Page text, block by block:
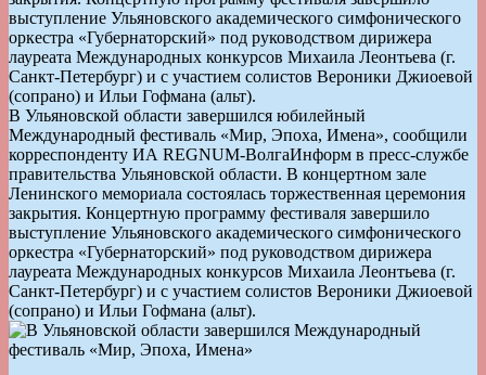
выступление Ульяновского академического симфонического
оркестра «Губернаторский» под руководством дирижера
лауреата Международных конкурсов Михаила Леонтьева (г.
Санкт-Петербург) и с участием солистов Вероники Джиоевой
(сопрано) и Ильи Гофмана (альт).
В Ульяновской области завершился юбилейный
Международный фестиваль «Мир, Эпоха, Имена», сообщили
корреспонденту ИА REGNUM-ВолгаИнформ в пресс-службе
правительства Ульяновской области. В концертном зале
Ленинского мемориала состоялась торжественная церемония
закрытия. Концертную программу фестиваля завершило
выступление Ульяновского академического симфонического
оркестра «Губернаторский» под руководством дирижера
лауреата Международных конкурсов Михаила Леонтьева (г.
Санкт-Петербург) и с участием солистов Вероники Джиоевой
(сопрано) и Ильи Гофмана (альт).